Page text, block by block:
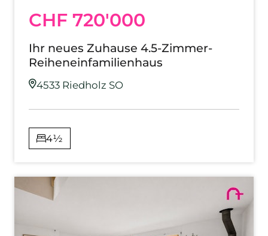
CHF 720'000
Ihr neues Zuhause 4.5-Zimmer-
Reiheneinfamilienhaus
4533 Riedholz SO
4½